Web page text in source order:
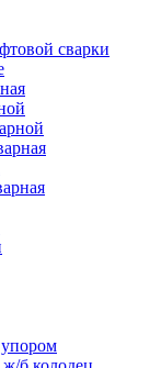
сварки